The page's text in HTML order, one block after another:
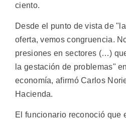
ciento.
Desde el punto de vista de
oferta, vemos congruencia.
presiones en sectores (…)
la gestación de problemas"
economía, afirmó Carlos
Hacienda.
El funcionario reconoció que